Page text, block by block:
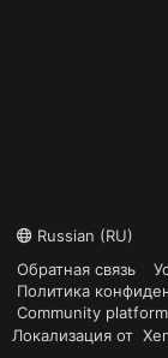
Russian (RU)
Обратная связь
Политика
Community
Локализация от